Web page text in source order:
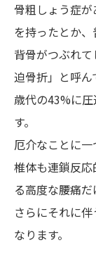
骨粗しょう症
を持ったとか
背骨がつぶれ
迫骨折」と呼
歳代の43%に
す。
厄介なことに
椎体も連鎖反
る高度な腰痛
さらにそれに
なります。